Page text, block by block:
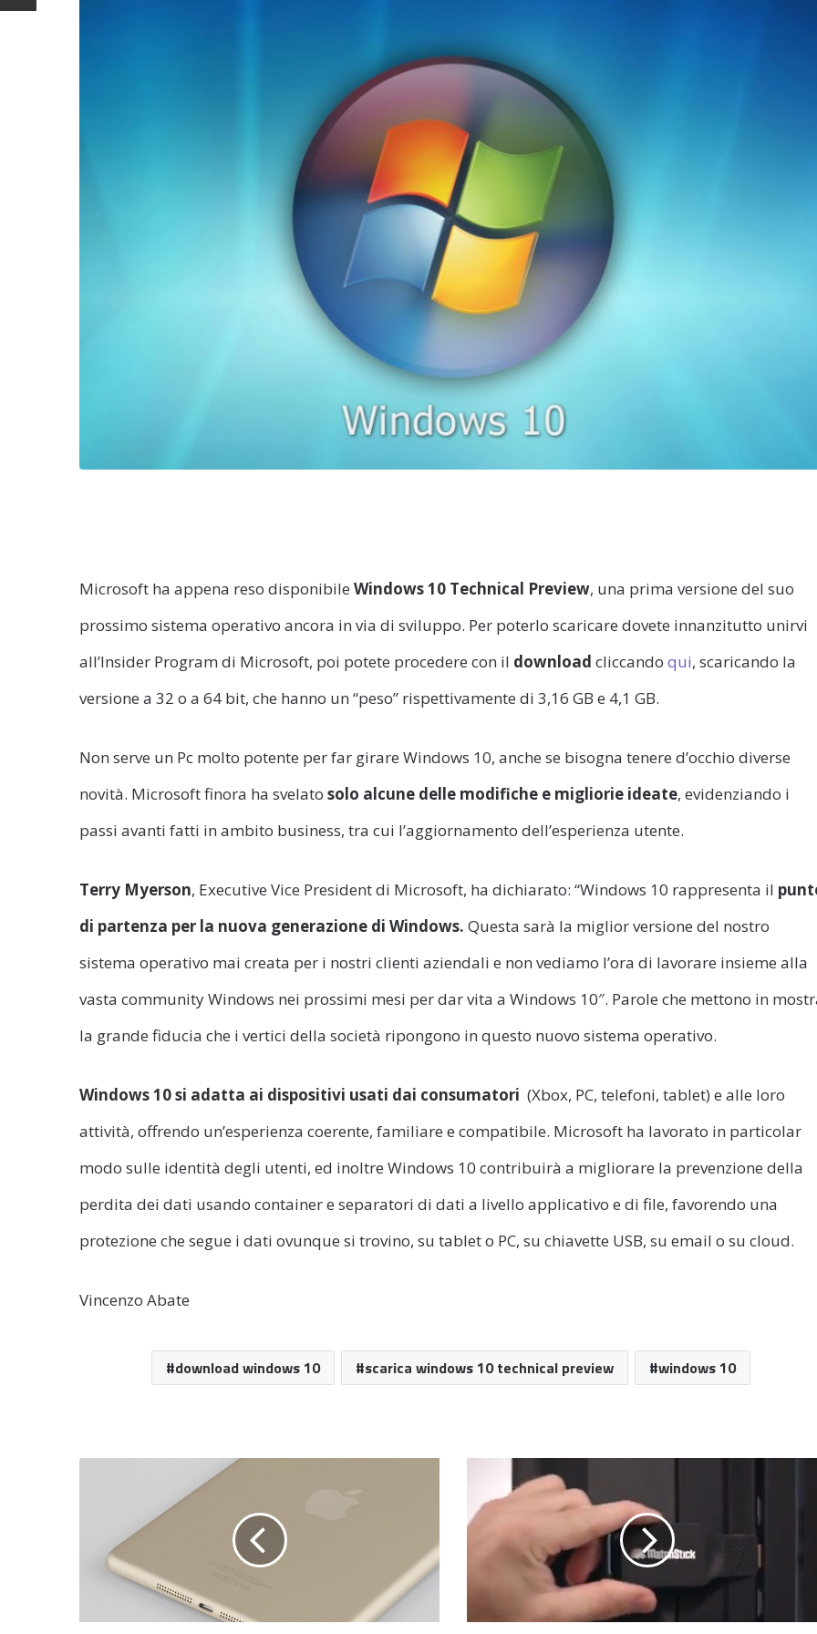
Microsoft ha appena reso disponibile Windows 10 Technical Preview, una prima versione del suo
prossimo sistema operativo ancora in via di sviluppo. Per poterlo scaricare dovete innanzitutto unirvi
all’Insider Program di Microsoft, poi potete procedere con il download cliccando qui, scaricando la
versione a 32 o a 64 bit, che hanno un “peso” rispettivamente di 3,16 GB e 4,1 GB.
Non serve un Pc molto potente per far girare Windows 10, anche se bisogna tenere d’occhio diverse
novità. Microsoft finora ha svelato solo alcune delle modifiche e migliorie ideate, evidenziando i
passi avanti fatti in ambito business, tra cui l’aggiornamento dell’esperienza utente.
Terry Myerson, Executive Vice President di Microsoft, ha dichiarato: “Windows 10 rappresenta il
di partenza per la nuova generazione di Windows. Questa sarà la miglior versione del nostro
sistema operativo mai creata per i nostri clienti aziendali e non vediamo l’ora di lavorare insieme alla
vasta community Windows nei prossimi mesi per dar vita a Windows 10″. Parole che mettono in
la grande fiducia che i vertici della società ripongono in questo nuovo sistema operativo.
Windows 10 si adatta ai dispositivi usati dai consumatori (Xbox, PC, telefoni, tablet) e alle loro
attività, offrendo un’esperienza coerente, familiare e compatibile. Microsoft ha lavorato in particolar
modo sulle identità degli utenti, ed inoltre Windows 10 contribuirà a migliorare la prevenzione della
perdita dei dati usando container e separatori di dati a livello applicativo e di file, favorendo una
protezione che segue i dati ovunque si trovino, su tablet o PC, su chiavette USB, su email o su cloud.
Vincenzo Abate
download windows 10 scarica windows 10 technical preview windows 10